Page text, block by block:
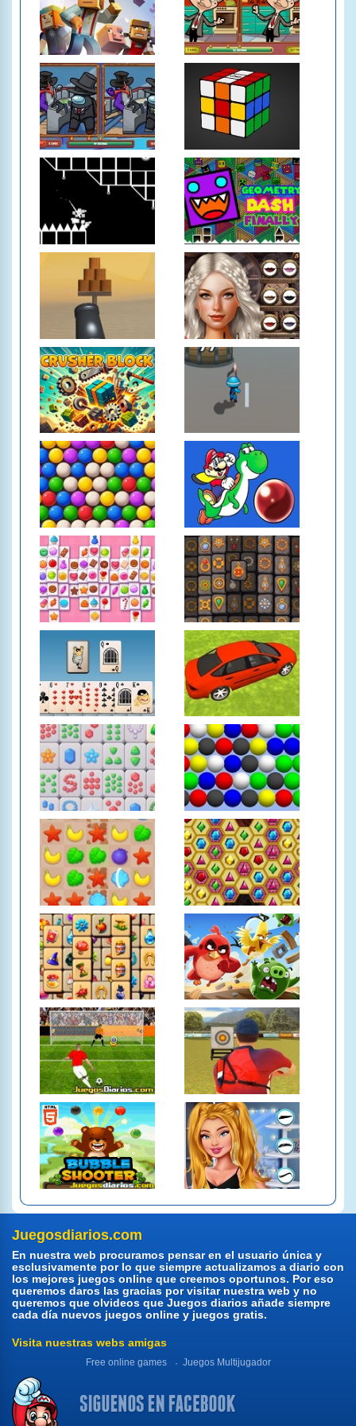
Juegosdiarios.com
En nuestra web procuramos pensar en el usuario única y
esclusivamente por lo que siempre actualizamos a diario con
los mejores juegos online que creemos oportunos. Por eso
queremos daros las gracias por visitar nuestra web y no
queremos que olvideos que Juegos diarios añade siempre
cada día nuevos juegos online y juegos gratis.
Visita nuestras webs amigas
Free online games Juegos Multijugador